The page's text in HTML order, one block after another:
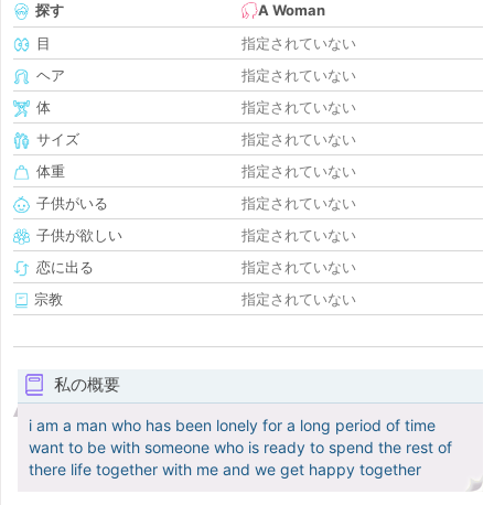
探す
A Woman
目
指定されていない
ヘア
指定されていない
体
指定されていない
サイズ
指定されていない
体重
指定されていない
子供がいる
指定されていない
子供が欲しい
指定されていない
恋に出る
指定されていない
宗教
指定されていない
私の概要
i am a man who has been lonely for a long period of time
want to be with someone who is ready to spend the rest of
there life together with me and we get happy together